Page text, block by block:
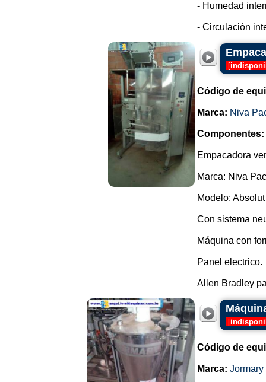
- Humedad
- Circulación
[
Código de
Marca: Niva
Componentes:
Empacadora
Marca: Niva
Modelo:
Con sistema
Máquina con
Panel electrico.
Allen Bradley
[
Código de
Marca: Jormary